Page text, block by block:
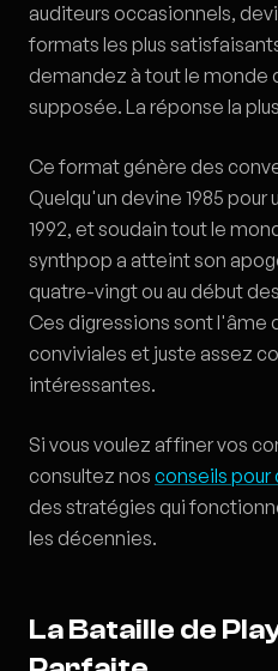
auditeurs occasionnels,
formats les plus
demandez à tout le monde
supposée. La réponse la
Ce format génère des
Quelqu'un devine 1985 pour
1992, et soudain tout le
synthpop a atteint son
quatre-vingt ou au début
Ces digressions sont l'âme
conviviales et juste assez
intéressantes.
Si vous voulez affiner vos
consultez nos conseils pour
des stratégies qui
les décennies.
La Bataille de